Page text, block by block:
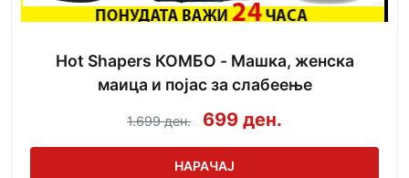
Hot Shapers КОМБО - Машка, женска
маица и појас за слабеење
1.699 ден. 699 ден.
НАРАЧАЈ